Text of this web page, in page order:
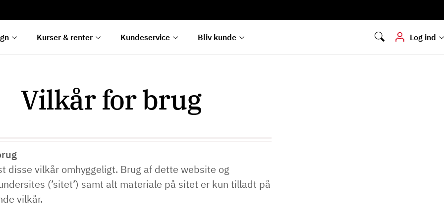
Kurser & renter Kundeservice Bliv kunde Log ind
Hvis du skal
dokumenter digitalt
Vilkår for brug
disse vilkår omhyggeligt. Brug af dette website og
(’sitet’) samt alt materiale på sitet er kun tilladt på
vilkår.